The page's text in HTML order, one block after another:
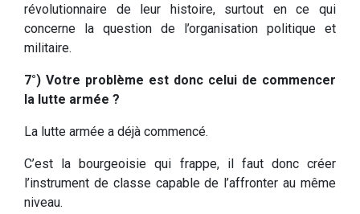
révolutionnaire de leur histoire, surtout en ce qui
concerne la question de l’organisation politique et
militaire.
7°) Votre problème est donc celui de commencer
la lutte armée ?
La lutte armée a déjà commencé.
C’est la bourgeoisie qui frappe, il faut donc créer
l’instrument de classe capable de l’affronter au même
niveau.